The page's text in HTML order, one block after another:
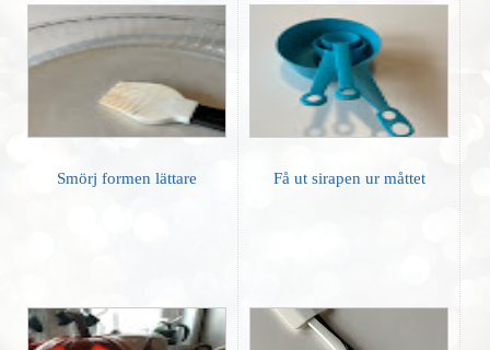
Smörj formen lättare Få ut sirapen ur måttet